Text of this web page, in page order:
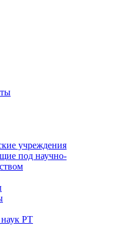
учреждения
под научно-
РТ